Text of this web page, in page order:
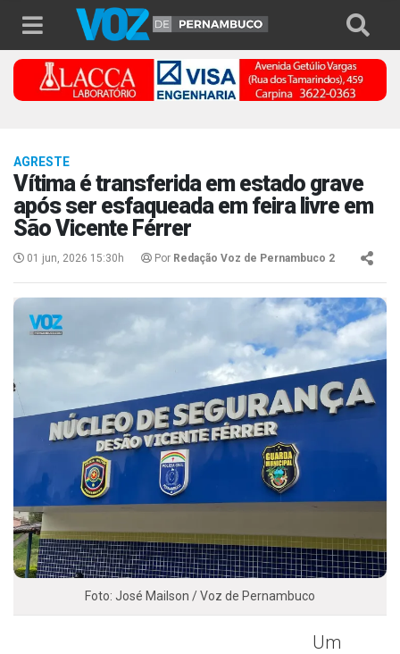
AGRESTE
Vítima é transferida em estado grave
após ser esfaqueada em feira livre em
São Vicente Férrer
01 jun, 2026 15:30h Por Redação Voz de Pernambuco 2
Foto: José Mailson / Voz de Pernambuco
Um